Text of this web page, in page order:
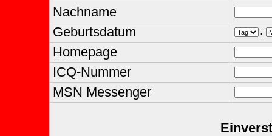
Nachname
Geburtsdatum
.
Homepage
ICQ-Nummer
MSN Messenger